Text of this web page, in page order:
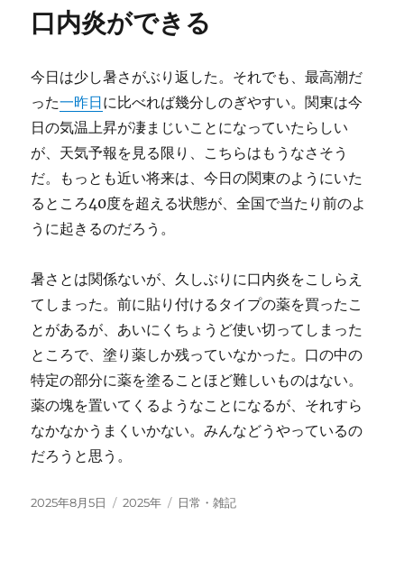
ー
口内炎ができる
今日は少し暑さがぶり返した。それでも、最高潮だ
った一昨日に比べれば幾分しのぎやすい。関東は今
日の気温上昇が凄まじいことになっていたらしい
が、天気予報を見る限り、こちらはもうなさそう
だ。もっとも近い将来は、今日の関東のようにいた
るところ40度を超える状態が、全国で当たり前のよ
うに起きるのだろう。
暑さとは関係ないが、久しぶりに口内炎をこしらえ
てしまった。前に貼り付けるタイプの薬を買ったこ
とがあるが、あいにくちょうど使い切ってしまった
ところで、塗り薬しか残っていなかった。口の中の
特定の部分に薬を塗ることほど難しいものはない。
薬の塊を置いてくるようなことになるが、それすら
なかなかうまくいかない。みんなどうやっているの
だろうと思う。
投
2025年8月5日
カ
2025年
タ
日常・雑記